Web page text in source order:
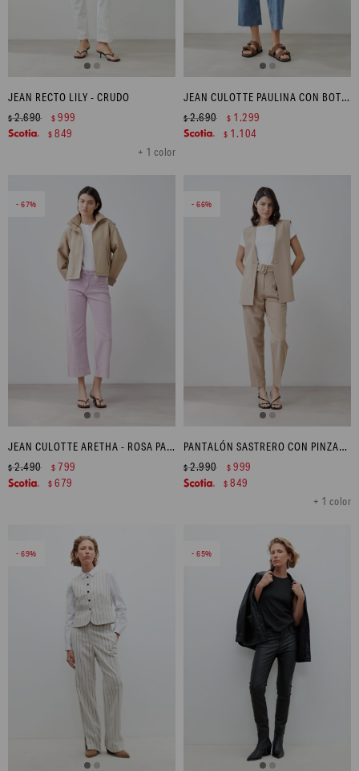
JEAN RECTO LILY - CRUDO
+ 1 color
$2.690 $ 999
$ 849
JEAN CULOTTE PAULINA CON BOTONES METÁLICOS - JEAN MEDIO
$2.690 $ 1.299
$ 1.104
67
JEAN CULOTTE ARETHA - ROSA PASTEL
$2.490 $ 799
$ 679
66
PANTALÓN SASTRERO CON PINZAS Y CINTURÓN - BEIGE
+ 1 color
$2.990 $ 999
$ 849
69 65